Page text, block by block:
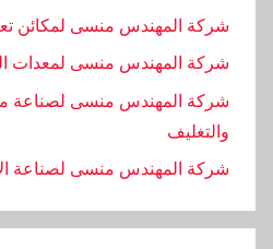
شركة المهندس منسى لمكائن
شركة المهندس منسى لمعدات
شركة المهندس منسى لصناعة
والتغليف
‏شركة المهندس منسى لصناعة